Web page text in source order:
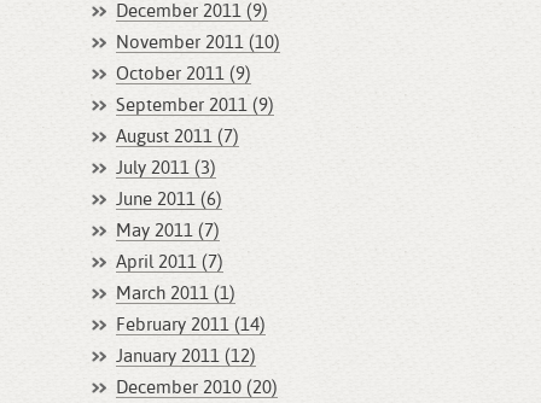
December 2011 (9)
November 2011 (10)
October 2011 (9)
September 2011 (9)
August 2011 (7)
July 2011 (3)
June 2011 (6)
May 2011 (7)
April 2011 (7)
March 2011 (1)
February 2011 (14)
January 2011 (12)
December 2010 (20)